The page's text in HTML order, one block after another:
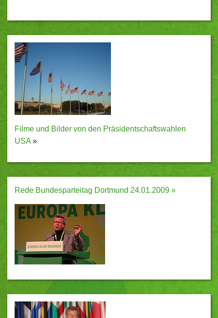
Filme und Bilder von den Präsidentschaftswahlen
USA »
Rede Bundesparteitag Dortmund 24.01.2009 »